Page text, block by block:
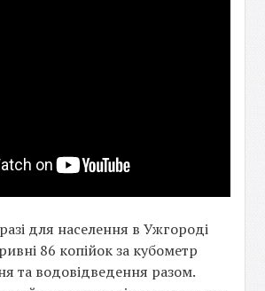
для населення в Ужгороді
86 копійок за кубометр
та водовідведення разом.